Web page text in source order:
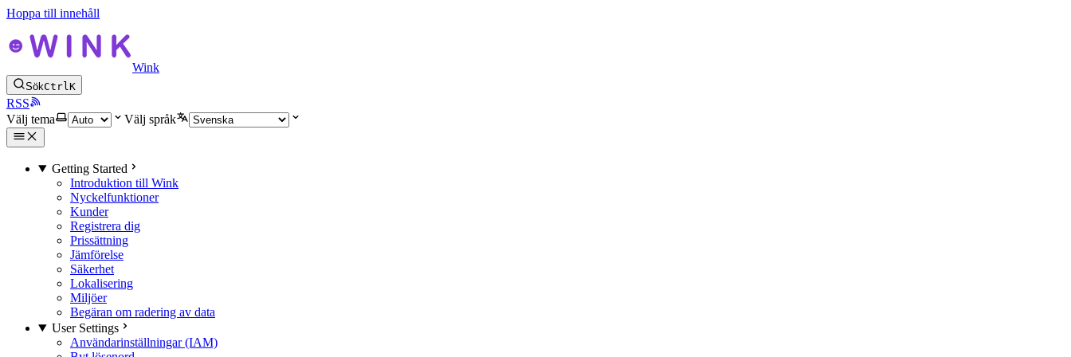
Hoppa till innehåll
Wink
SökCtrlK
RSS
Välj tema
Välj språk
Getting Started
Introduktion till Wink
Nyckelfunktioner
Kunder
Registrera dig
Prissättning
Jämförelse
Säkerhet
Lokalisering
Miljöer
Begäran om radering av data
User Settings
Användarinställningar (IAM)